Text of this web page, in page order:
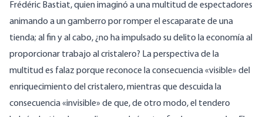
Frédéric Bastiat, quien imaginó a una multitud de espectadores
animando a un gamberro por romper el escaparate de una
tienda; al fin y al cabo, ¿no ha impulsado su delito la economía al
proporcionar trabajo al cristalero? La perspectiva de la
multitud es falaz porque reconoce la consecuencia «visible» del
enriquecimiento del cristalero, mientras que descuida la
consecuencia «invisible» de que, de otro modo, el tendero